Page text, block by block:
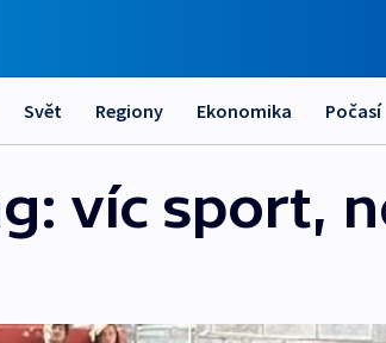
Svět Regiony Ekonomika Počasí
víc sport,